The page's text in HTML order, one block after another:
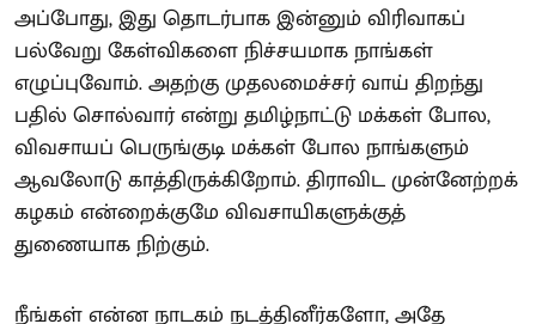
அப்போது, இது தொடர்பாக இன்னும் விரிவாகப்
பல்வேறு கேள்விகளை நிச்சயமாக நாங்கள்
எழுப்புவோம். அதற்கு முதலமைச்சர் வாய் திறந்து
பதில் சொல்வார் என்று தமிழ்நாட்டு மக்கள் போல,
விவசாயப் பெருங்குடி மக்கள் போல நாங்களும்
ஆவலோடு காத்திருக்கிறோம். திராவிட முன்னேற்றக்
கழகம் என்றைக்குமே விவசாயிகளுக்குத்
துணையாக நிற்கும்.
நீங்கள் என்ன நாடகம் நடத்தினீர்களோ, அதே